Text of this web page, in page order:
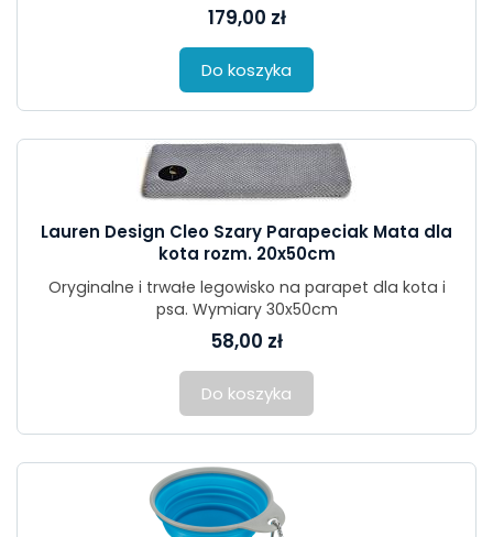
179,00 zł
Do koszyka
Lauren Design Cleo Szary Parapeciak Mata dla
kota rozm. 20x50cm
Oryginalne i trwałe legowisko na parapet dla kota i
psa. Wymiary 30x50cm
58,00 zł
Do koszyka